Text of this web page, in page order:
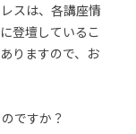
スは、各講座情
登壇しているこ
りますので、お
ですか？